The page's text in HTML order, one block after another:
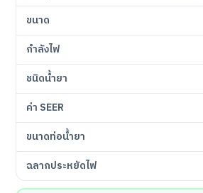
ขนาด
กำลังไฟ
ชนิดน้ำยา
ค่า SEER
ขนาดท่อน้ำยา
ฉลากประหยัดไฟ